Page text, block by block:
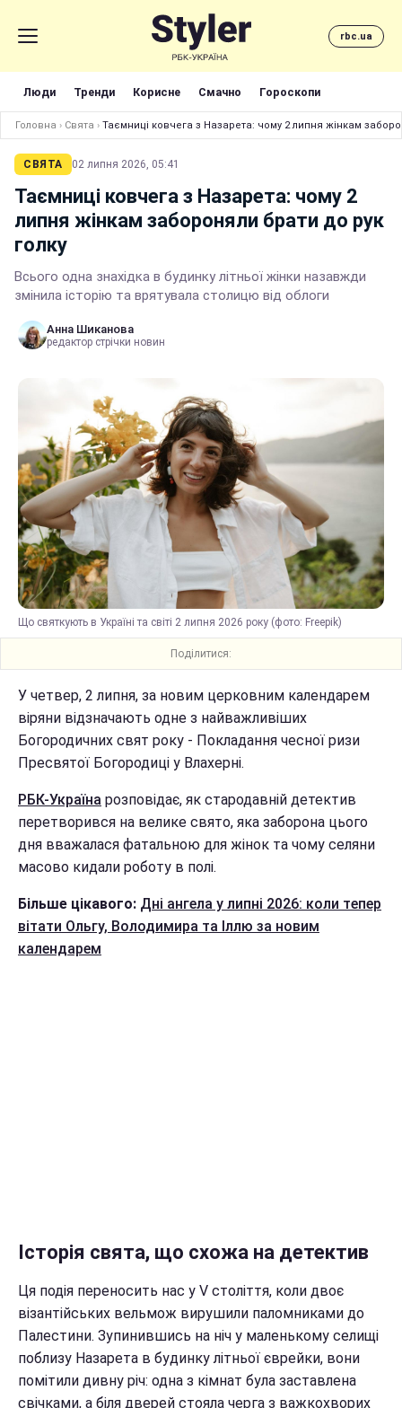
rbc.ua
Люди Тренди Корисне Смачно Гороскопи
Головна › Свята › Таємниці ковчега з Назарета: чому 2 липня жінкам
СВЯТА 02 липня 2026, 05:41
Таємниці ковчега з Назарета: чому 2
липня жінкам забороняли брати до рук
голку
Всього одна знахідка в будинку літньої жінки назавжди
змінила історію та врятувала столицю від облоги
Анна Шиканова
редактор стрічки новин
Що святкують в Україні та світі 2 липня 2026 року (фото: Freepik)
Поділитися:
У четвер, 2 липня, за новим церковним календарем
віряни відзначають одне з найважливіших
Богородичних свят року - Покладання чесної ризи
Пресвятої Богородиці у Влахерні.
РБК-Україна розповідає, як стародавній детектив
перетворився на велике свято, яка заборона цього
дня вважалася фатальною для жінок та чому селяни
масово кидали роботу в полі.
Більше цікавого: Дні ангела у липні 2026: коли тепер
вітати Ольгу, Володимира та Іллю за новим
календарем
Історія свята, що схожа на детектив
Ця подія переносить нас у V століття, коли двоє
візантійських вельмож вирушили паломниками до
Палестини. Зупинившись на ніч у маленькому селищі
поблизу Назарета в будинку літньої єврейки, вони
помітили дивну річ: одна з кімнат була заставлена
свічками, а біля дверей стояла черга з важкохворих